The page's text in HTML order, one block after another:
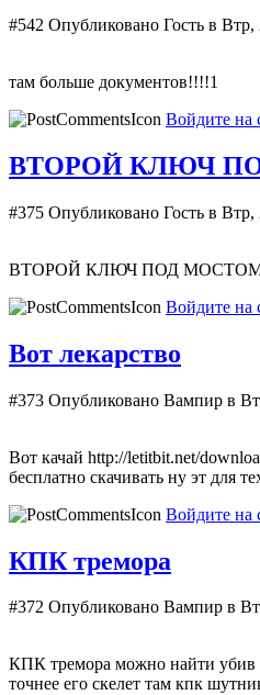
#542 Опубликовано Гость в Втр,
там больше документов!!!!1
Войдите на
ВТОРОЙ КЛЮЧ
#375 Опубликовано Гость в Втр,
ВТОРОЙ КЛЮЧ ПОД
Войдите на
Вот лекарство
#373 Опубликовано Вампир в
Вот качай http://letitbit.net/
бесплатно скачивать ну эт для
Войдите на
КПК тремора
#372 Опубликовано Вампир в
КПК тремора можно найти убив
точнее его скелет там кпк